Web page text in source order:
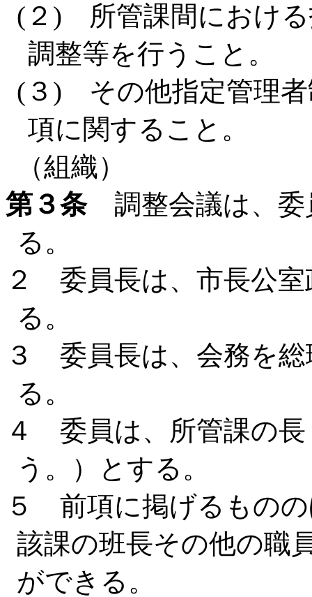
(２) 所管課間における
調整等を行うこと。
(３) その他指定管理者
項に関すること。
（組織）
第３条調整会議は、委
る。
２ 委員長は、市長公室
る。
３ 委員長は、会務を総
る。
４ 委員は、所管課の長
う。）とする。
５ 前項に掲げるもの
該課の班長その他の職
ができる。